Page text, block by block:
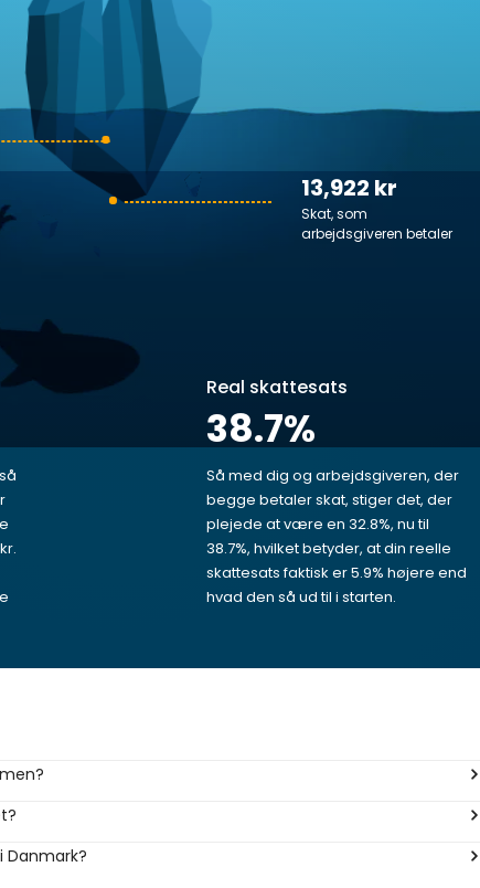
13,922 kr
Skat, som
arbejdsgiveren betaler
Real skattesats
38.7%
Så med dig og arbejdsgiveren, der
begge betaler skat, stiger det, der
plejede at være en 32.8%, nu til
38.7%, hvilket betyder, at din reelle
skattesats faktisk er 5.9% højere end
hvad den så ud til i starten.
Danmark?